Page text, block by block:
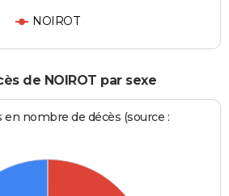
NOIROT
de NOIROT par sexe
nombre de décès (source :